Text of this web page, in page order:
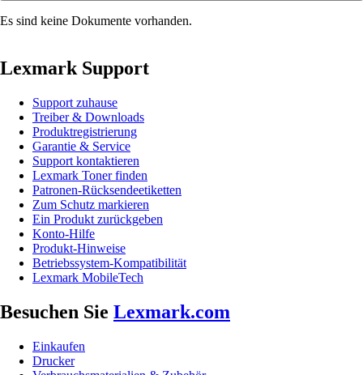
Es sind keine Dokumente vorhanden.
Lexmark Support
Support zuhause
Treiber & Downloads
Produktregistrierung
Garantie & Service
Support kontaktieren
Lexmark Toner finden
Patronen-Rücksendeetiketten
Zum Schutz markieren
Ein Produkt zurückgeben
Konto-Hilfe
Produkt-Hinweise
Betriebssystem-Kompatibilität
Lexmark MobileTech
Besuchen Sie Lexmark.com
Einkaufen
Drucker